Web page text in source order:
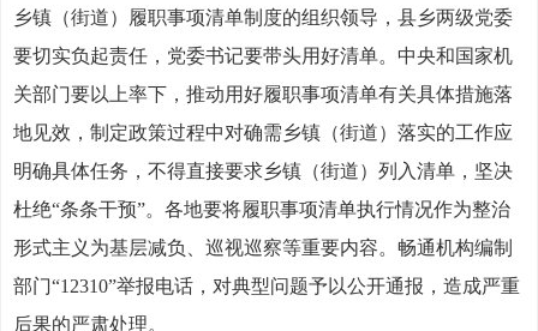
乡镇（街道）履职事项清单制度的组织领导，县乡两级党委
要切实负起责任，党委书记要带头用好清单。中央和国家机
关部门要以上率下，推动用好履职事项清单有关具体措施落
地见效，制定政策过程中对确需乡镇（街道）落实的工作应
明确具体任务，不得直接要求乡镇（街道）列入清单，坚决
杜绝“条条干预”。各地要将履职事项清单执行情况作为整治
形式主义为基层减负、巡视巡察等重要内容。畅通机构编制
部门“12310”举报电话，对典型问题予以公开通报，造成严重
后果的严肃处理。